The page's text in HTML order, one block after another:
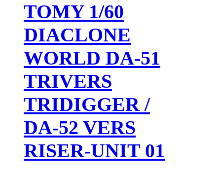
TOMY 1/60
DIACLONE
WORLD DA-51
TRIVERS
TRIDIGGER /
DA-52 VERS
RISER-UNIT 01